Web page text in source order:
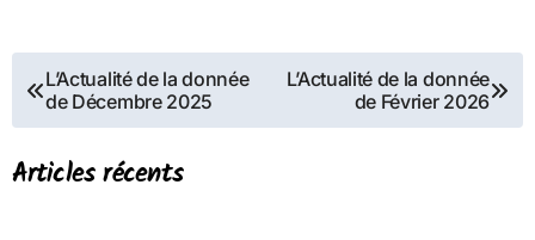
Navigation
de
l’article
L’Actualité de la donnée
de Décembre 2025
L’Actualité de la donnée
de Février 2026
Articles récents